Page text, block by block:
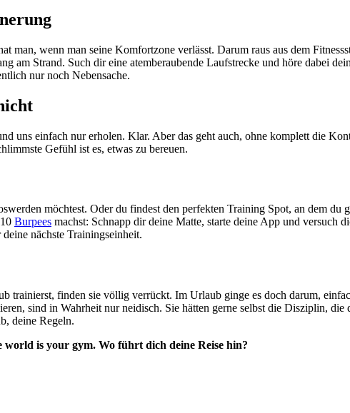
man, wenn man seine Komfortzone verlässt. Darum raus aus dem
am Strand. Such dir eine atemberaubende Laufstrecke und höre dabei
nur noch Nebensache.
uns einfach nur erholen. Klar. Aber das geht auch, ohne komplett die
Gefühl ist es, etwas zu bereuen.
möchtest. Oder du findest den perfekten Training Spot, an dem du
Burpees machst: Schnapp dir deine Matte, starte deine App und versuch
nächste Trainingseinheit.
trainierst, finden sie völlig verrückt. Im Urlaub ginge es doch darum,
sind in Wahrheit nur neidisch. Sie hätten gerne selbst die Disziplin,
deine Regeln.
world is your gym. Wo führt dich deine Reise hin?